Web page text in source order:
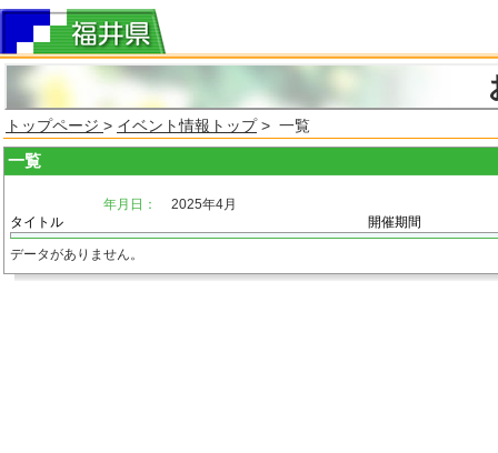
トップページ > イベント情報トップ> 一覧
一覧
年月日：
2025年4月
タイトル
開催期間
データがありません。